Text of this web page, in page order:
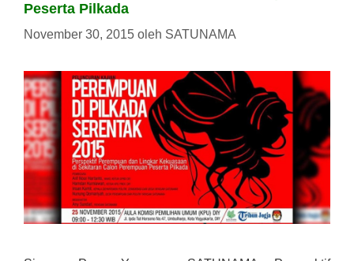
Peserta Pilkada
November 30, 2015 oleh SATUNAMA